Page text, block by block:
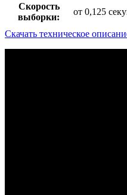
Скорость
выборки:
от 0,125
Скачать техническое